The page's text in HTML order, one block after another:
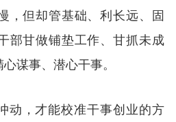
，但却管基础、利长远、固
部甘做铺垫工作、甘抓未成
谋事、潜心干事。
动，才能校准干事创业的方